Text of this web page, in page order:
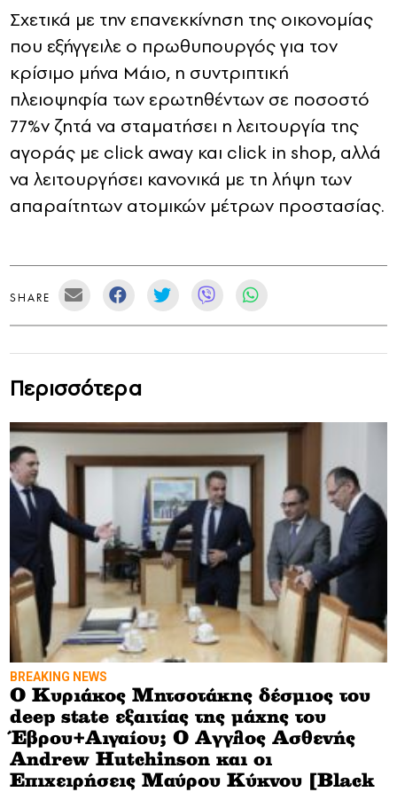
Σχετικά με την επανεκκίνηση της οικονομίας
που εξήγγειλε ο πρωθυπουργός για τον
κρίσιμο μήνα Μάιο, η συντριπτική
πλειοψηφία των ερωτηθέντων σε ποσοστό
77%ν ζητά να σταματήσει η λειτουργία της
αγοράς με click away και click in shop, αλλά
να λειτουργήσει κανονικά με τη λήψη των
απαραίτητων ατομικών μέτρων προστασίας.
SHARE
Περισσότερα
BREAKING NEWS
Ο Κυριάκος Μητσοτάκης δέσμιος του
deep state εξαιτίας της μάχης του
Έβρου+Αιγαίου; Ο Αγγλος Ασθενής
Andrew Hutchinson και οι
Επιχειρήσεις Μαύρου Κύκνου [Black